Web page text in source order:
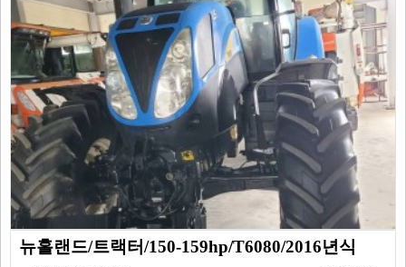
뉴홀랜드/트랙터/150-159hp/T6080/2016년식